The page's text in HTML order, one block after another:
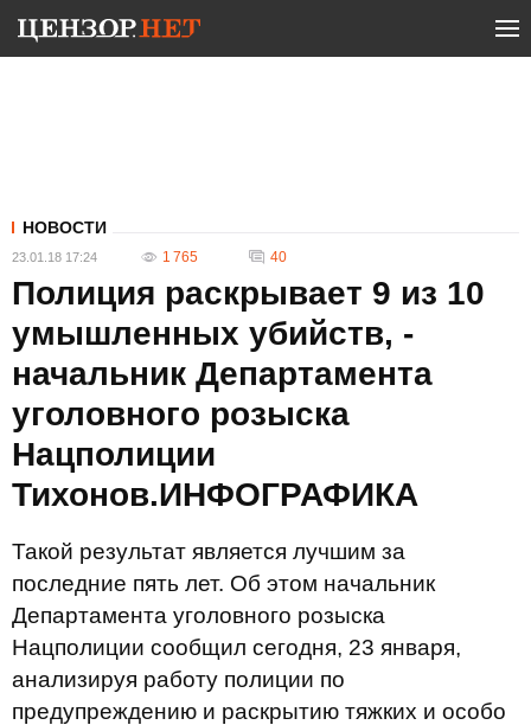
НОВОСТИ
23.01.18 17:24 1 765 40
Полиция раскрывает 9 из 10
умышленных убийств, -
начальник Департамента
уголовного розыска
Нацполиции
Тихонов.ИНФОГРАФИКА
Такой результат является лучшим за
последние пять лет. Об этом начальник
Департамента уголовного розыска
Нацполиции сообщил сегодня, 23 января,
анализируя работу полиции по
предупреждению и раскрытию тяжких и особо